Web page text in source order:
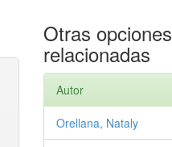
Otras opciones
relacionadas
Autor
Orellana, Nataly